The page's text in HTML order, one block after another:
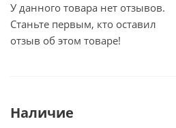
У данного товара нет отзывов.
Станьте первым, кто оставил
отзыв об этом товаре!
Наличие